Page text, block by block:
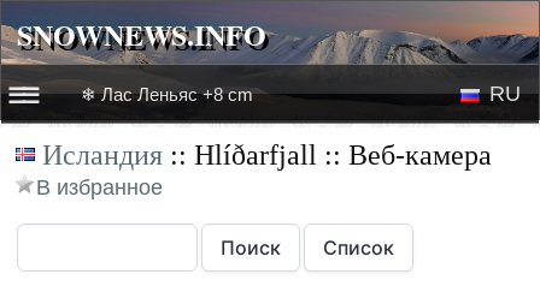
SNOWNEWS.INFO
☰☰
Новости
Лыжное видео
❄ Лас Леньяс +8 cm RU
Исландия :: Hlíðarfjall :: Веб-камера
В избранное